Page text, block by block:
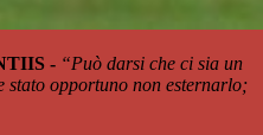
- “Può darsi che ci sia un
stato opportuno non esternarlo;